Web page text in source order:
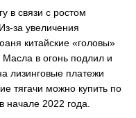
в связи с ростом
за увеличения
китайские «головы»
в огонь подлил и
лизинговые платежи
тягачи можно купить по
2022 года.